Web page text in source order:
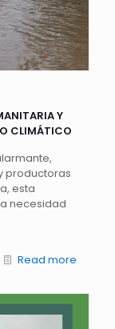
Y
CLIMÁTICO
productoras
esta
necesidad
Read more